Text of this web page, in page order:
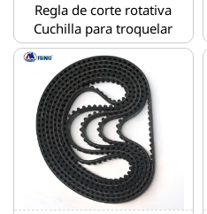
Regla de corte rotativa
Cuchilla para troquelar